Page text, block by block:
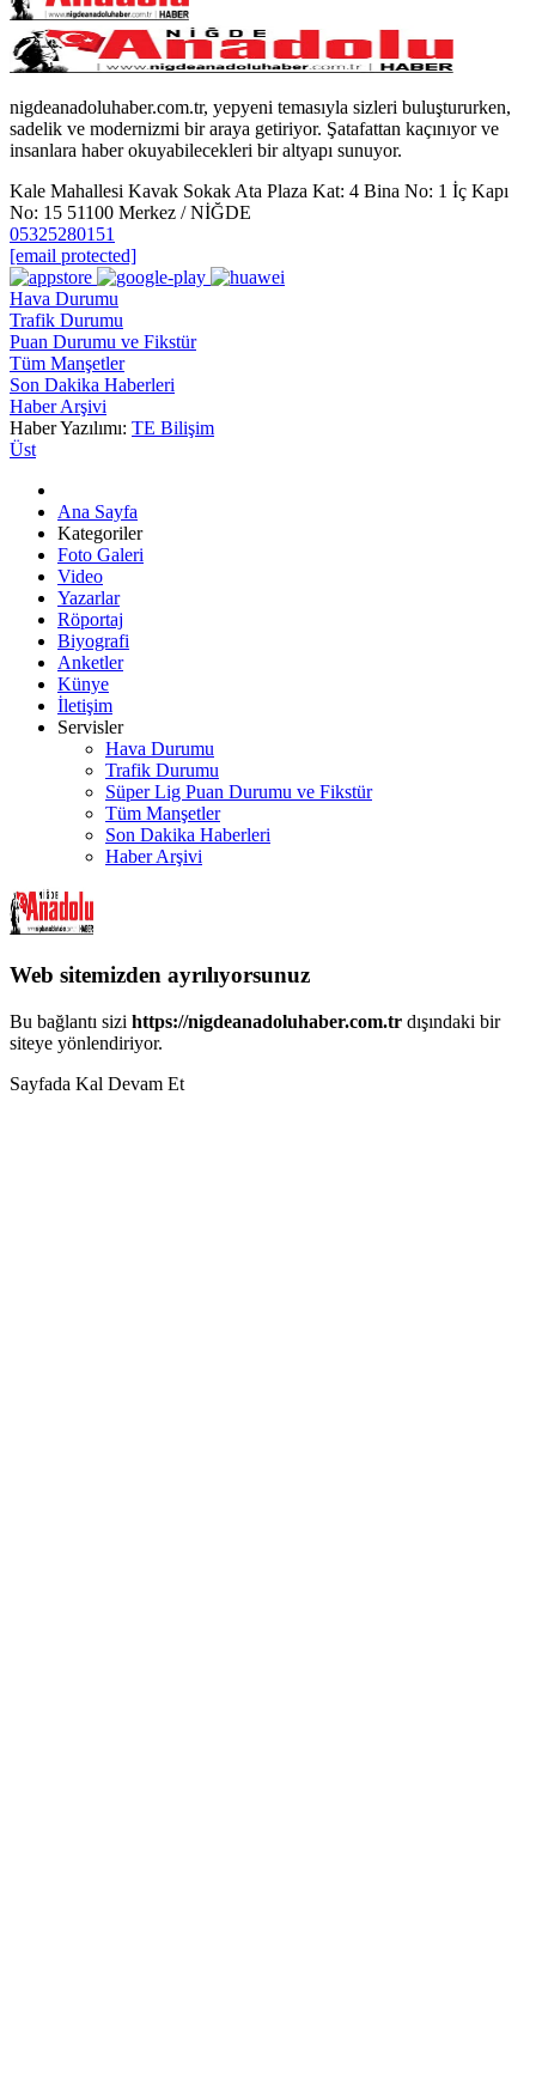
nigdeanadoluhaber.com.tr, yepyeni temasıyla sizleri buluştururken,
sadelik ve modernizmi bir araya getiriyor. Şatafattan kaçınıyor ve
insanlara haber okuyabilecekleri bir altyapı sunuyor.
Kale Mahallesi Kavak Sokak Ata Plaza Kat: 4 Bina No: 1 İç Kapı
No: 15 51100 Merkez / NİĞDE
05325280151
[email protected]
Hava Durumu
Trafik Durumu
Puan Durumu ve Fikstür
Tüm Manşetler
Son Dakika Haberleri
Haber Arşivi
Haber Yazılımı: TE Bilişim
Üst
Ana Sayfa
Kategoriler
Foto Galeri
Video
Yazarlar
Röportaj
Biyografi
Anketler
Künye
İletişim
Servisler
Hava Durumu
Trafik Durumu
Süper Lig Puan Durumu ve Fikstür
Tüm Manşetler
Son Dakika Haberleri
Haber Arşivi
Web sitemizden ayrılıyorsunuz
Bu bağlantı sizi https://nigdeanadoluhaber.com.tr dışındaki bir
siteye yönlendiriyor.
Sayfada Kal Devam Et